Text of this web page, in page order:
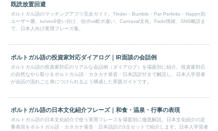
既読放置回避
ポルトガル語のマッチングアプリ完全ガイド。Tinder・Bumble・Par Perfeito・Happn別
ユーザー層、tu/você使い分け、伯ポvs欧ポ違い、Carnaval文化、Fado情緒、SNS略語ま
で、日本人向け実用フレーズ集。
ポルトガル語の投資家対応ダイアログ｜IR面談の会話例
ポルトガル語の投資家対応のリアルな会話例（ダイアログ）を場面別に紹介。投資家対応
の自然なやり取りをポルトガル語・カタカナ発音・日本語訳付きで解説し、日本人学習者
が会話の流れごと身につけられるよう構成した実践ガイドです。
ポルトガル語の日本文化紹介フレーズ｜和食・温泉・行事の表現
ポルトガル語の日本文化紹介で使う実用フレーズを場面別に徹底解説。日本文化紹介の定
番表現をポルトガル語・カタカナ発音・日本語訳の3点セットで紹介します。日本人学習者